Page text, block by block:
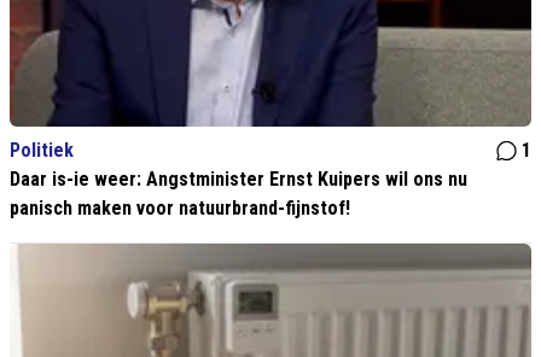
Politiek
1
Daar is-ie weer: Angstminister Ernst Kuipers wil ons nu
panisch maken voor natuurbrand-fijnstof!